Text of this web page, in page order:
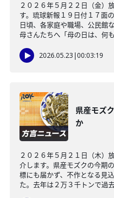
２０２６年５月２２日（金）
す。琉球新報１９日付１７面
日頃、各家庭や職場、公民館
母さんたちへ「母の日は、何
2026.05.23 |00:03:19
県産モズ
か
２０２６年５月２１日（木）
介します。県産モズクの今期
標にも届かず、不作となる見
た。去年は２万３千トンで過